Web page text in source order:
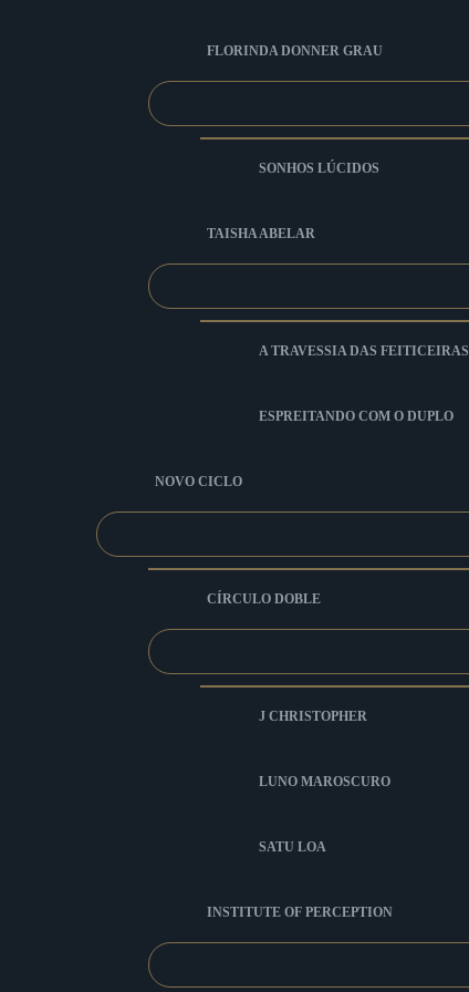
FLORINDA DONNER GRAU
SONHOS LÚCIDOS
TAISHA ABELAR
A TRAVESSIA DAS FEITICEIRAS
ESPREITANDO COM O DUPLO
NOVO CICLO
CÍRCULO DOBLE
J CHRISTOPHER
LUNO MAROSCURO
SATU LOA
INSTITUTE OF PERCEPTION